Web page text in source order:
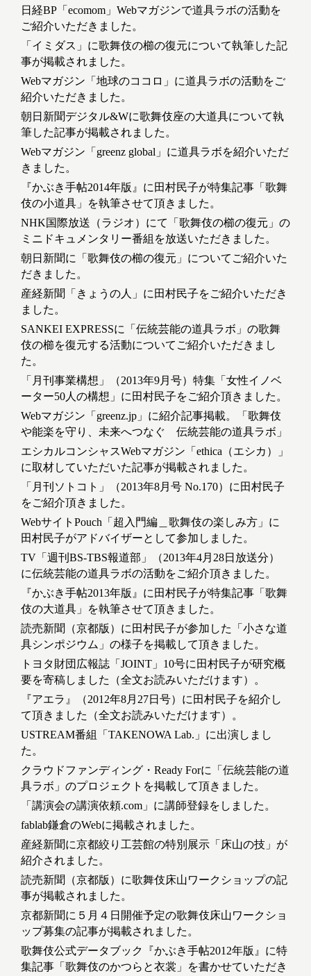
日経BP「ecomom」Webマガジンで道具ラボの活動を
ご紹介いただきました。
「イミダス」に歌舞伎の櫛の復元について執筆した記
事が掲載されました。
Webマガジン「地球のココロ」に道具ラボの活動をご
紹介いただきました。
朝日新聞デジタル&Wに歌舞伎座の大道具について執
筆した記事が掲載されました。
Webマガジン「greenz global」に道具ラボを紹介いただ
きました。
『かぶき手帖2014年版』に田村民子が特集記事「歌舞
伎の小道具」を執筆させて頂きました。
NHK国際放送（ラジオ）にて「歌舞伎の櫛の復元」の
ミニドキュメンタリー番組を放送いただきました。
朝日新聞に「歌舞伎の櫛の復元」についてご紹介いた
だきました。
産経新聞「きょうの人」に田村民子をご紹介いただき
ました。
SANKEI EXPRESSに「伝統芸能の道具ラボ」の歌舞
伎の櫛を復元する活動についてご紹介いただきまし
た。
「月刊事業構想」（2013年9月号）特集「女性イノベ
ーター50人の構想」に田村民子をご紹介頂きました。
Webマガジン「greenz.jp」に紹介記事掲載。「歌舞伎
や能楽を守り、未来へつなぐ 伝統芸能の道具ラボ」
エシカルコンシャスWebマガジン「ethica（エシカ）」
に取材していただいた記事が掲載されました。
「月刊ソトコト」（2013年8月号 No.170）に田村民子
をご紹介頂きました。
WebサイトPouch「超入門編＿歌舞伎の楽しみ方」に
田村民子がアドバイザーとして参加しました。
TV「週刊BS-TBS報道部」（2013年4月28日放送分）
に伝統芸能の道具ラボの活動をご紹介頂きました。
『かぶき手帖2013年版』に田村民子が特集記事「歌舞
伎の大道具」を執筆させて頂きました。
読売新聞（京都版）に田村民子が参加した「小さな道
具シンポジウム」の様子を掲載して頂きました。
トヨタ財団広報誌「JOINT」10号に田村民子が研究概
要を寄稿しました（全文お読みいただけます）。
『アエラ』（2012年8月27日号）に田村民子を紹介し
て頂きました（全文お読みいただけます）。
USTREAM番組「TAKENOWA Lab.」に出演しまし
た。
クラウドファンディング・Ready Forに「伝統芸能の道
具ラボ」のプロジェクトを掲載して頂きました。
「講演会の講演依頼.com」に講師登録をしました。
fablab鎌倉のWebに掲載されました。
産経新聞に京都絞り工芸館の特別展示「床山の技」が
紹介されました。
読売新聞（京都版）に歌舞伎床山ワークショップの記
事が掲載されました。
京都新聞に５月４日開催予定の歌舞伎床山ワークショ
ップ募集の記事が掲載されました。
歌舞伎公式データブック『かぶき手帖2012年版』に特
集記事「歌舞伎のかつらと衣裳」を書かせていただき